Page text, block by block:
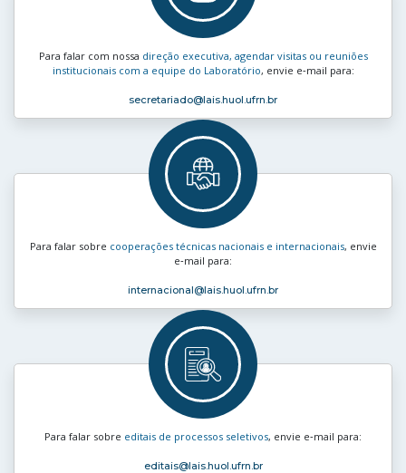
Para falar com nossa direção executiva, agendar visitas ou reuniões
institucionais com a equipe do Laboratório, envie e‑mail para:
secretariado@lais.huol.ufrn.br
Para falar sobre cooperações técnicas nacionais e internacionais, envie
e‑mail para:
internacional@lais.huol.ufrn.br
Para falar sobre editais de processos seletivos, envie e‑mail para:
editais@lais.huol.ufrn.br